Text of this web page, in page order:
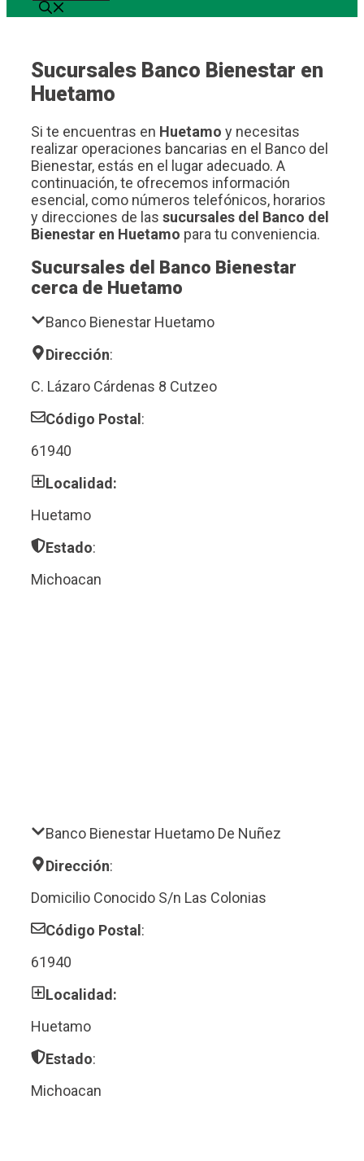
Sucursales Banco Bienestar en
Huetamo
Si te encuentras en Huetamo y necesitas
realizar operaciones bancarias en el Banco del
Bienestar, estás en el lugar adecuado. A
continuación, te ofrecemos información
esencial, como números telefónicos, horarios
y direcciones de las sucursales del Banco del
Bienestar en Huetamo para tu conveniencia.
Sucursales del Banco Bienestar
cerca de Huetamo
Banco Bienestar Huetamo
Dirección:
C. Lázaro Cárdenas 8 Cutzeo
Código Postal :
61940
Localidad:
Huetamo
Estado:
Michoacan
Banco Bienestar Huetamo De Nuñez
Dirección:
Domicilio Conocido S/n Las Colonias
Código Postal :
61940
Localidad:
Huetamo
Estado:
Michoacan